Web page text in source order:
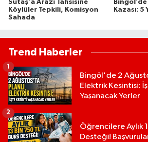
Sütaş'a Arazi Tahsisine
Köylüler Tepkili, Komisyon
Sahada
Kazası: 5
Trend Haberler
Bingöl'de 2
Elektrik Kesintisi:
Yaşanacak Yerler
1
Öğrencilere Aylık
Desteği!
2